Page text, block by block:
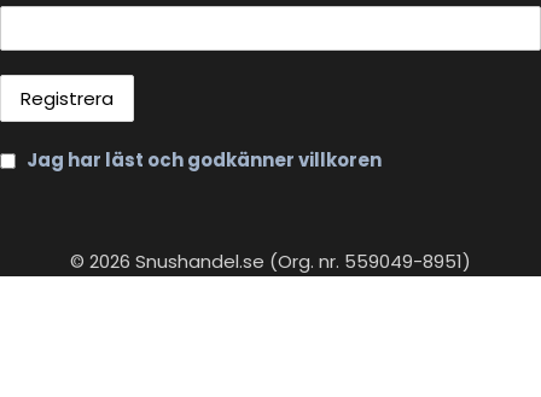
Jag har läst och godkänner villkoren
© 2026 Snushandel.se (Org. nr. 559049-8951)